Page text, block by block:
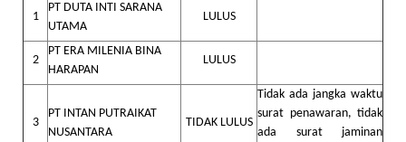
1
PT DUTA INTI SARANA
UTAMA
LULUS
2
PT ERA MILENIA BINA
HARAPAN
LULUS
3
PT INTAN PUTRAIKAT
NUSANTARA
TIDAK LULUS
Tidak ada jangka waktu
surat penawaran, tidak
ada surat jaminan